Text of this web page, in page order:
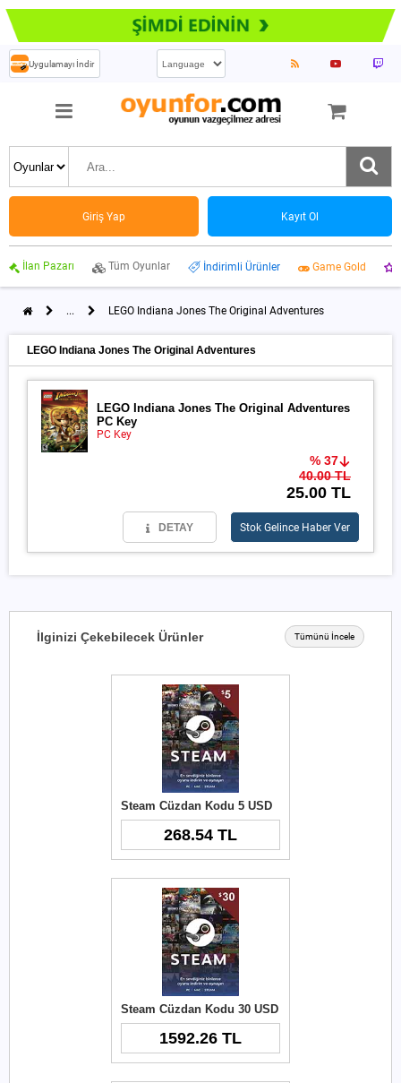
Uygulamayı İndir
Giriş Yap Kayıt Ol
İlan Pazarı Tüm Oyunlar İndirimli Ürünler Game Gold
... LEGO Indiana Jones The Original Adventures
LEGO Indiana Jones The Original Adventures
LEGO Indiana Jones The Original Adventures
PC Key
PC Key
% 37
40.00 TL
25.00 TL
DETAY Stok Gelince Haber Ver
İlginizi Çekebilecek Ürünler Tümünü İncele
Steam Cüzdan Kodu 5 USD
268.54 TL
Steam Cüzdan Kodu 30 USD
1592.26 TL